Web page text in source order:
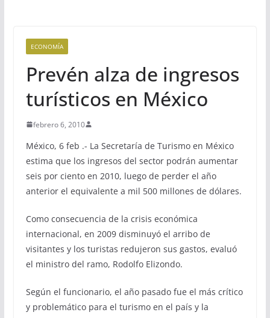
ECONOMÍA
Prevén alza de ingresos
turísticos en México
febrero 6, 2010
México, 6 feb .- La Secretaría de Turismo en México
estima que los ingresos del sector podrán aumentar
seis por ciento en 2010, luego de perder el año
anterior el equivalente a mil 500 millones de dólares.
Como consecuencia de la crisis económica
internacional, en 2009 disminuyó el arribo de
visitantes y los turistas redujeron sus gastos, evaluó
el ministro del ramo, Rodolfo Elizondo.
Según el funcionario, el año pasado fue el más crítico
y problemático para el turismo en el país y la